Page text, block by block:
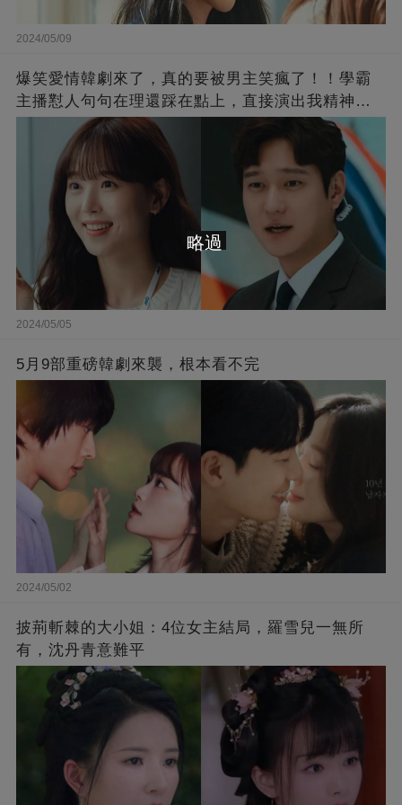
2024/05/09
爆笑愛情韓劇來了，真的要被男主笑瘋了！！學霸
主播懟人句句在理還踩在點上，直接演出我精神世
界的嘴替！
2024/05/05
5月9部重磅韓劇來襲，根本看不完
2024/05/02
披荊斬棘的大小姐：4位女主結局，羅雪兒一無所
有，沈丹青意難平
略過